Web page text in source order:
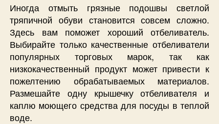
Иногда отмыть грязные подошвы светлой
тряпичной обуви становится совсем сложно.
Здесь вам поможет хороший отбеливатель.
Выбирайте только качественные отбеливатели
популярных торговых марок, так как
низкокачественный продукт может привести к
пожелтению обрабатываемых материалов.
Размешайте одну крышечку отбеливателя и
каплю моющего средства для посуды в теплой
воде.